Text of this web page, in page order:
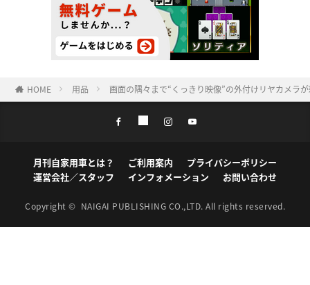
HOME 用品 画面の隅々まで“くっきり映像”の外付けリヤカメラ
月刊自家用車とは？ ご利用案内
プライバシーポリシー
運営会社／スタッフ
インフォメーション お問い合わせ
Copyright © NAIGAI PUBLISHING CO.,LTD. All rights reserved.